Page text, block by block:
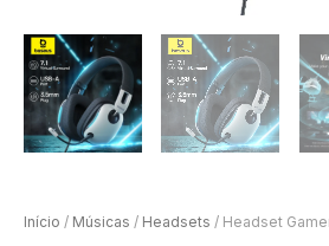
Início / Músicas / Headsets / Headset